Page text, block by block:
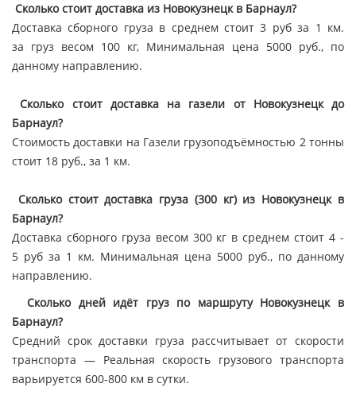
Сколько стоит доставка из Новокузнецк в Барнаул?
Доставка сборного груза в среднем стоит 3 руб за 1 км.
за груз весом 100 кг, Минимальная цена 5000 руб., по
данному направлению.
Сколько стоит доставка на газели от Новокузнецк до
Барнаул?
Стоимость доставки на Газели грузоподъёмностью 2 тонны
стоит 18 руб., за 1 км.
Сколько стоит доставка груза (300 кг) из Новокузнецк в
Барнаул?
Доставка сборного груза весом 300 кг в среднем стоит 4 -
5 руб за 1 км. Минимальная цена 5000 руб., по данному
направлению.
Сколько дней идёт груз по маршруту Новокузнецк в
Барнаул?
Средний срок доставки груза рассчитывает от скорости
транспорта — Реальная скорость грузового транспорта
варьируется 600-800 км в сутки.